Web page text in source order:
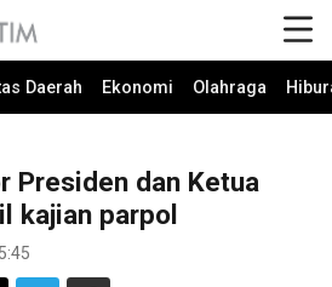
Daerah Ekonomi Olahraga
Presiden dan Ketua
kajian parpol